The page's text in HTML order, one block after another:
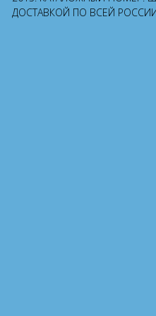
ДОСТАВКОЙ ПО ВСЕЙ